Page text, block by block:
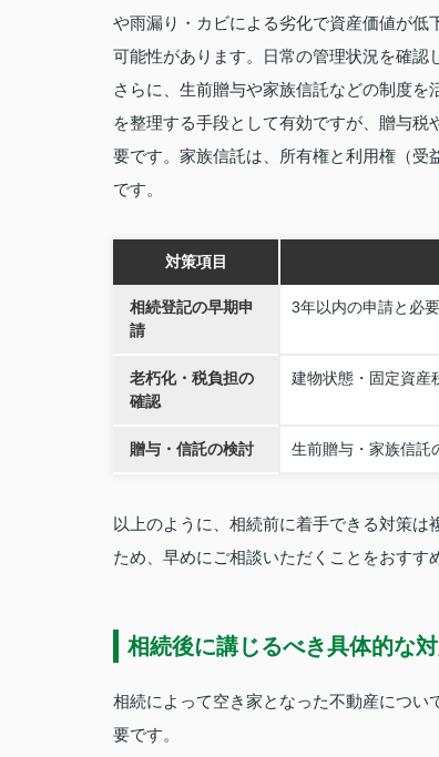
や雨漏り・カビによる劣化で資産価値が
可能性があります。日常の管理状況を確認
さらに、生前贈与や家族信託などの制度
を整理する手段として有効ですが、贈与
要です。家族信託は、所有権と利用権（
です。
対策項目
相続登記の早期申
請
3年以内の申請と必
老朽化・税負担の
確認
建物状態・固定資産
贈与・信託の検討 生前贈与・家族信託
以上のように、相続前に着手できる対策
ため、早めにご相談いただくことをおすす
相続後に講じるべき具体的な
相続によって空き家となった不動産につ
要です。